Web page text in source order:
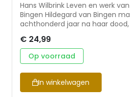
Hans Wilbrink Leven en werk
Bingen Hildegard van Bingen mag, meer dan
achthonderd jaar na haar
werk. Omdat zij zo veelzijdig
aandacht van verschillende
Rome, kerkhistorici,
zeker ook, van hen die
zingeving en spiritualiteit. In tal
Hildegard getuigenis af van
€ 24,99
Op voorraad
In winkelwagen